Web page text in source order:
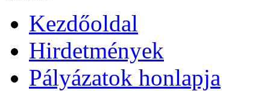
Kezdőoldal
Hirdetmények
Pályázatok honlapja